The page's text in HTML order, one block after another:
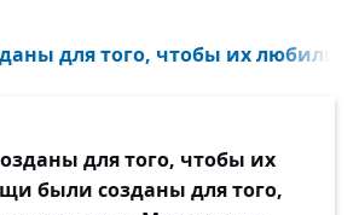
для того, чтобы их любили,
для того, чтобы их
были созданы для того,